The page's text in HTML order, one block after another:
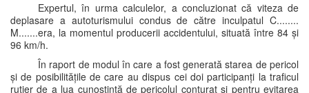
Expertul, în urma calculelor, a concluzionat că viteza de
deplasare a autoturismului condus de către inculpatul C........
M.......era, la momentul producerii accidentului, situată între 84 și
96 km/h.
În raport de modul în care a fost generată starea de pericol
și de posibilitățile de care au dispus cei doi participanți la traficul
rutier de a lua cunoștință de pericolul conturat și pentru evitarea